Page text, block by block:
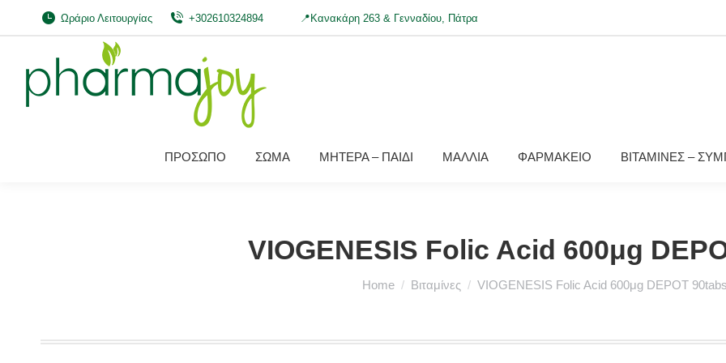
Ωράριο Λειτουργίας +302610324894 📍Κανακάρη 263 & Γενναδίου, Πάτρα
ΠΡΟΣΩΠΟ ΣΩΜΑ ΜΗΤΕΡΑ – ΠΑΙΔΙ ΜΑΛΛΙΑ ΦΑΡΜΑΚΕΙΟ ΒΙΤΑΜΙΝΕΣ –
VIOGENESIS Folic Acid 600μg
Home Βιταμίνες VIOGENESIS Folic Acid 600μg DEPOT